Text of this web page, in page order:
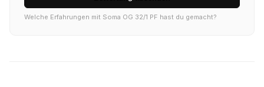
Welche Erfahrungen mit Soma OG 32/1 PF hast du gemacht?